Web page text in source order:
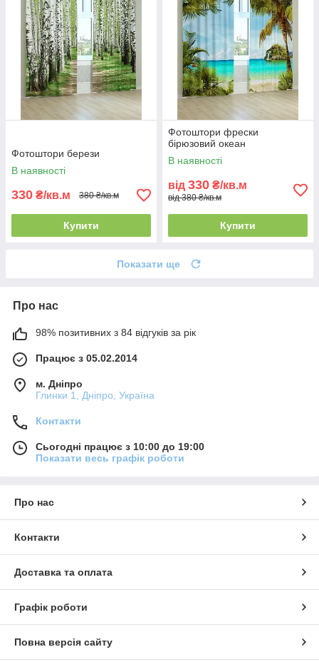
Фотоштори берези
В наявності
330 ₴/кв.м 380 ₴/кв.м
Купити
Фотоштори фрески
бірюзовий океан
В наявності
від 330 ₴/кв.м
від 380 ₴/кв.м
Купити
Показати ще
Про нас
98% позитивних з 84 відгуків за рік
Працює з 05.02.2014
м. Дніпро
Глинки 1, Дніпро, Україна
Контакти
Сьогодні працює з 10:00 до 19:00
Показати весь графік роботи
Про нас
Контакти
Доставка та оплата
Графік роботи
Повна версія сайту